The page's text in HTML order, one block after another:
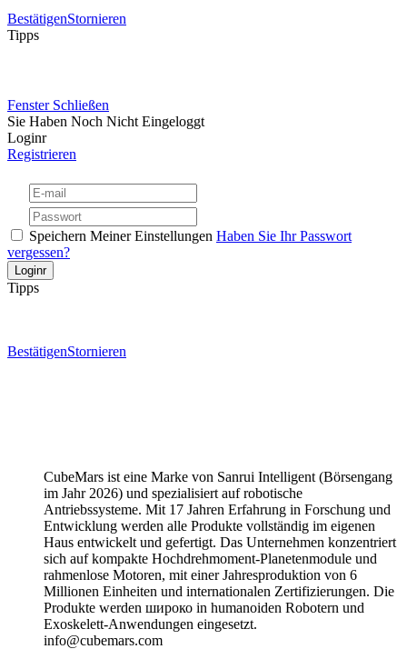
BestätigenStornieren
Tipps
Fenster Schließen
Sie Haben Noch Nicht Eingeloggt
Loginr
Registrieren
Speichern Meiner Einstellungen Haben Sie Ihr Passwort
vergessen?
Tipps
BestätigenStornieren
CubeMars ist eine Marke von Sanrui Intelligent (Börsengang
im Jahr 2026) und spezialisiert auf robotische
Antriebssysteme. Mit 17 Jahren Erfahrung in Forschung und
Entwicklung werden alle Produkte vollständig im eigenen
Haus entwickelt und gefertigt. Das Unternehmen konzentriert
sich auf kompakte Hochdrehmoment-Planetenmodule und
rahmenlose Motoren, mit einer Jahresproduktion von 6
Millionen Einheiten und internationalen Zertifizierungen. Die
Produkte werden широко in humanoiden Robotern und
Exoskelett-Anwendungen eingesetzt.
info@cubemars.com